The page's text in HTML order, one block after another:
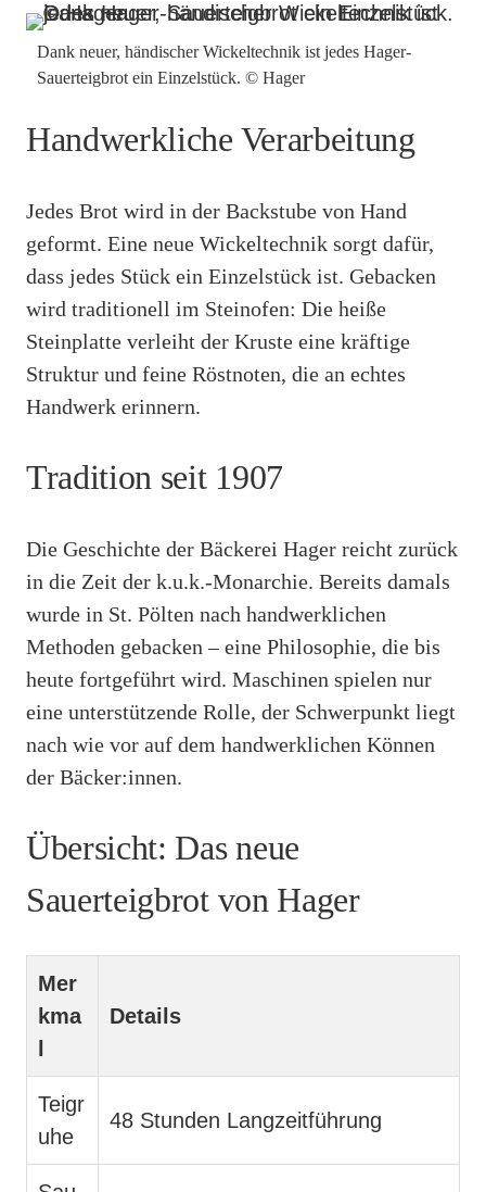
Dank neuer, händischer Wickeltechnik ist jedes Hager-
Sauerteigbrot ein Einzelstück. © Hager
Handwerkliche Verarbeitung
Jedes Brot wird in der Backstube von Hand
geformt. Eine neue Wickeltechnik sorgt dafür,
dass jedes Stück ein Einzelstück ist. Gebacken
wird traditionell im Steinofen: Die heiße
Steinplatte verleiht der Kruste eine kräftige
Struktur und feine Röstnoten, die an echtes
Handwerk erinnern.
Tradition seit 1907
Die Geschichte der Bäckerei Hager reicht zurück
in die Zeit der k.u.k.-Monarchie. Bereits damals
wurde in St. Pölten nach handwerklichen
Methoden gebacken – eine Philosophie, die bis
heute fortgeführt wird. Maschinen spielen nur
eine unterstützende Rolle, der Schwerpunkt liegt
nach wie vor auf dem handwerklichen Können
der Bäcker:innen.
Übersicht: Das neue
Sauerteigbrot von Hager
Mer
kma
Details
Teigr
uhe
48 Stunden Langzeitführung